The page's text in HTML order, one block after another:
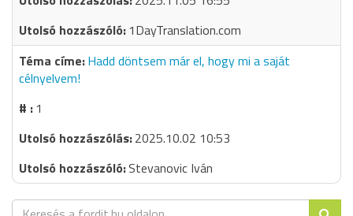
1DayTranslation.com
Hadd döntsem már el, hogy mi a saját
célnyelvem!
1
2025.10.02 10:53
Stevanovic Iván